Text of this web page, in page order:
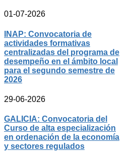
01-07-2026
INAP: Convocatoria de
actividades formativas
centralizadas del programa de
desempeño en el ámbito local
para el segundo semestre de
2026
29-06-2026
GALICIA: Convocatoria del
Curso de alta especialización
en ordenación de la economía
y sectores regulados